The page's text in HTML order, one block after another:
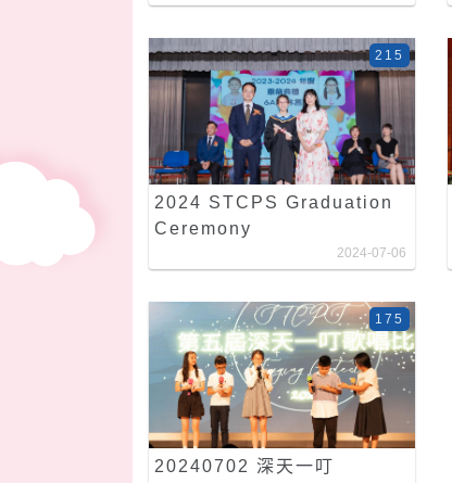
2024 STCPS Graduation
Ceremony
215
2024-07-06
20240702 深天一叮
175